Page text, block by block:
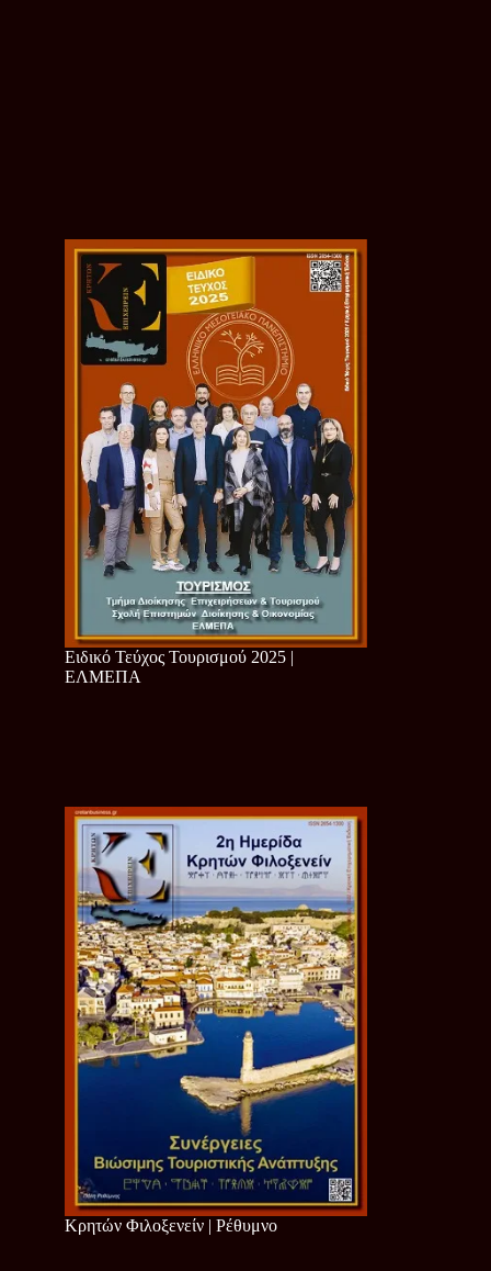
Ειδικό Τεύχος Τουρισμού 2025 |
ΕΛΜΕΠΑ
Κρητών Φιλοξενείν | Ρέθυμνο